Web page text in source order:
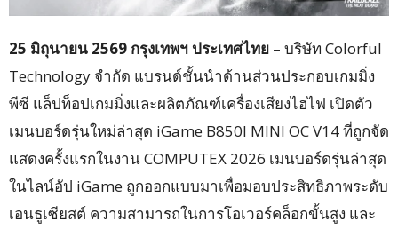
25 มิถุนายน 2569 กรุงเทพฯ ประเทศไทย – บริษัท Colorful
Technology จำกัด แบรนด์ชั้นนำด้านส่วนประกอบเกมมิ่ง
พีซี แล็ปท็อปเกมมิ่งและผลิตภัณฑ์เครื่องเสียงไฮไฟ เปิดตัว
เมนบอร์ดรุ่นใหม่ล่าสุด iGame B850I MINI OC V14 ที่ถูกจัด
แสดงครั้งแรกในงาน COMPUTEX 2026 เมนบอร์ดรุ่นล่าสุด
ในไลน์อัป iGame ถูกออกแบบมาเพื่อมอบประสิทธิภาพระดับ
เอนธูเซียสต์ ความสามารถในการโอเวอร์คล็อกขั้นสูง และ